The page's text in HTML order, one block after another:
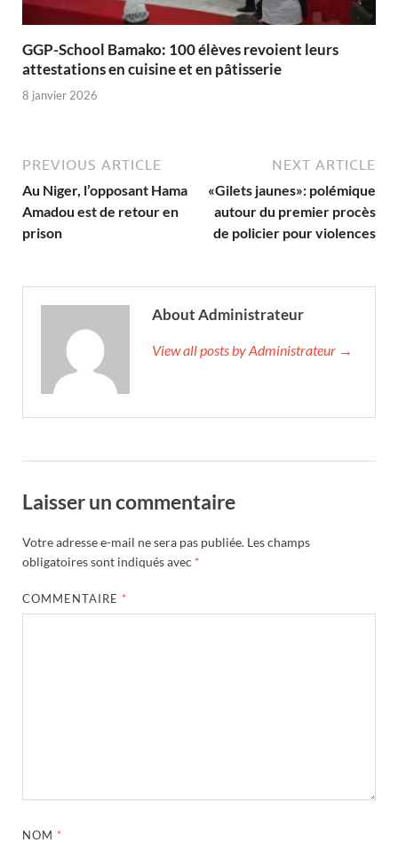
GGP-School Bamako: 100 élèves revoient leurs
attestations en cuisine et en pâtisserie
8 janvier 2026
PREVIOUS ARTICLE
Au Niger, l’opposant Hama
Amadou est de retour en
prison
NEXT ARTICLE
«Gilets jaunes»: polémique
autour du premier procès
de policier pour violences
About Administrateur
View all posts by Administrateur →
Laisser un commentaire
Votre adresse e-mail ne sera pas publiée. Les champs
obligatoires sont indiqués avec *
COMMENTAIRE *
NOM *